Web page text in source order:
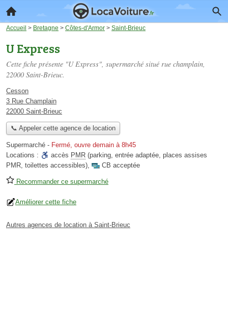
Accueil > Bretagne > Côtes-d'Armor > Saint-Brieuc
U Express
Cette fiche présente "U Express", supermarché situé rue champlain,
22000 Saint-Brieuc.
Cesson
3 Rue Champlain
22000 Saint-Brieuc
📞 Appeler cette agence de location
Supermarché - Fermé, ouvre demain à 8h45
Locations :
accès PMR (parking, entrée adaptée, places assises
PMR, toilettes accessibles), CB acceptée
Recommander ce supermarché
Améliorer cette fiche
Autres agences de location à Saint-Brieuc